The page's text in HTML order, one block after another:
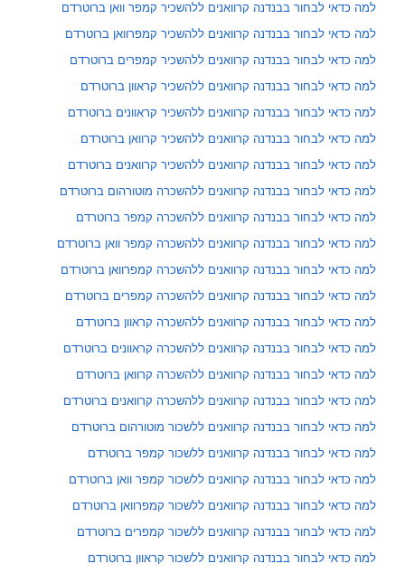
למה כדאי לבחור בבנדנה קרוואנים ללהשכיר קמפר וואן ברוטרדם
למה כדאי לבחור בבנדנה קרוואנים ללהשכיר קמפרוואן ברוטרדם
למה כדאי לבחור בבנדנה קרוואנים ללהשכיר קמפרים ברוטרדם
למה כדאי לבחור בבנדנה קרוואנים ללהשכיר קראוון ברוטרדם
למה כדאי לבחור בבנדנה קרוואנים ללהשכיר קראוונים ברוטרדם
למה כדאי לבחור בבנדנה קרוואנים ללהשכיר קרוואן ברוטרדם
למה כדאי לבחור בבנדנה קרוואנים ללהשכיר קרוואנים ברוטרדם
למה כדאי לבחור בבנדנה קרוואנים ללהשכרה מוטורהום ברוטרדם
למה כדאי לבחור בבנדנה קרוואנים ללהשכרה קמפר ברוטרדם
למה כדאי לבחור בבנדנה קרוואנים ללהשכרה קמפר וואן ברוטרדם
למה כדאי לבחור בבנדנה קרוואנים ללהשכרה קמפרוואן ברוטרדם
למה כדאי לבחור בבנדנה קרוואנים ללהשכרה קמפרים ברוטרדם
למה כדאי לבחור בבנדנה קרוואנים ללהשכרה קראוון ברוטרדם
למה כדאי לבחור בבנדנה קרוואנים ללהשכרה קראוונים ברוטרדם
למה כדאי לבחור בבנדנה קרוואנים ללהשכרה קרוואן ברוטרדם
למה כדאי לבחור בבנדנה קרוואנים ללהשכרה קרוואנים ברוטרדם
למה כדאי לבחור בבנדנה קרוואנים ללשכור מוטורהום ברוטרדם
למה כדאי לבחור בבנדנה קרוואנים ללשכור קמפר ברוטרדם
למה כדאי לבחור בבנדנה קרוואנים ללשכור קמפר וואן ברוטרדם
למה כדאי לבחור בבנדנה קרוואנים ללשכור קמפרוואן ברוטרדם
למה כדאי לבחור בבנדנה קרוואנים ללשכור קמפרים ברוטרדם
למה כדאי לבחור בבנדנה קרוואנים ללשכור קראוון ברוטרדם